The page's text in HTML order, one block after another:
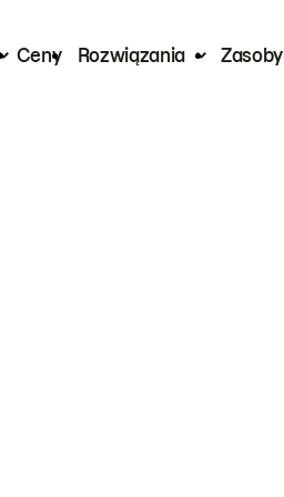
Ceny Rozwiązania Zasoby